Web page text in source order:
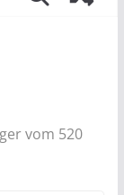
vom 520